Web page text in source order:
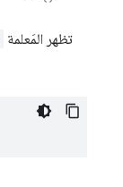
تظهر المَعلمة